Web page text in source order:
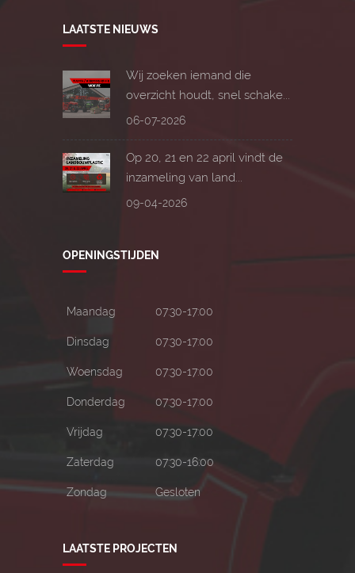
LAATSTE NIEUWS
Wij zoeken iemand die
overzicht houdt, snel schake...
06-07-2026
Op 20, 21 en 22 april vindt de
inzameling van land...
09-04-2026
OPENINGSTIJDEN
Maandag 07:30-17:00
Dinsdag 07:30-17:00
Woensdag 07:30-17:00
Donderdag 07:30-17:00
Vrijdag 07:30-17:00
Zaterdag 07:30-16:00
Zondag Gesloten
LAATSTE PROJECTEN